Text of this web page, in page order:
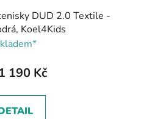
DUD 2.0 Textile -
Koel4Kids
1 190 Kč